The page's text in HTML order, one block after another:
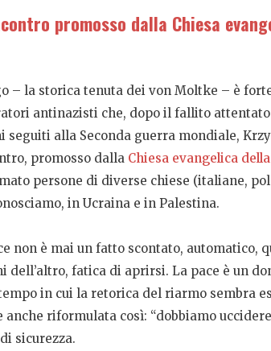
promosso dalla Chiesa
– la storica tenuta dei von Moltke – è
antinazisti che, dopo il fallito
seguiti alla Seconda guerra mondiale,
promosso dalla Chiesa evangelica
persone di diverse chiese (italiane,
in Ucraina e in Palestina.
non è mai un fatto scontato, automatico,
dell’altro, fatica di aprirsi. La pace è un
in cui la retorica del riarmo sembra
anche riformulata così: “dobbiamo
sicurezza.